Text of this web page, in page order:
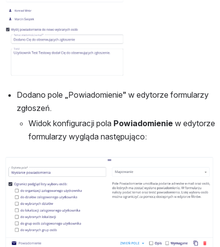
Dodano pole „Powiadomienie” w edytorze formularzy
zgłoszeń.
Widok konfiguracji pola Powiadomienie w edytorze
formularzy wygląda następująco: